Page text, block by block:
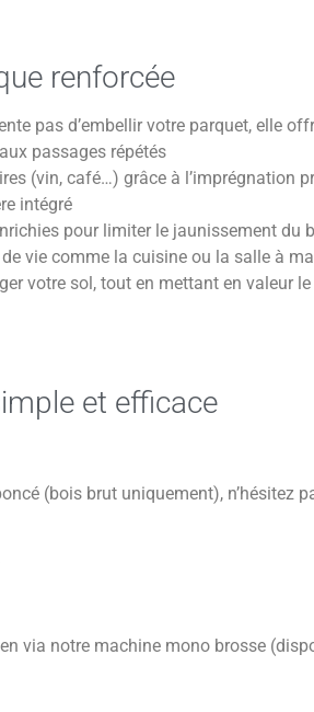
renforcée
pas d’embellir votre parquet, elle
passages répétés
(vin, café…) grâce à l’imprégnation
intégré
pour limiter le jaunissement du
vie comme la cuisine ou la salle à
votre sol, tout en mettant en valeur
et efficace
(bois brut uniquement),
via notre machine mono brosse